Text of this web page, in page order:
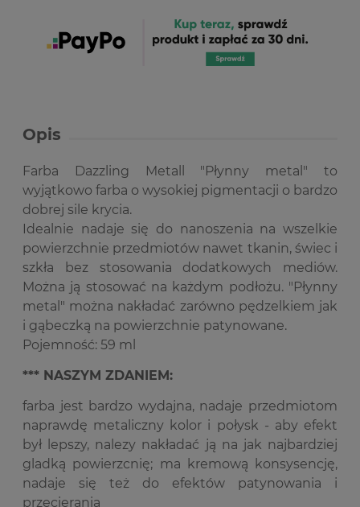
Opis
Farba Dazzling Metall "Płynny metal" to
wyjątkowo farba o wysokiej pigmentacji o bardzo
dobrej sile krycia.
Idealnie nadaje się do nanoszenia na wszelkie
powierzchnie przedmiotów nawet tkanin, świec i
szkła bez stosowania dodatkowych mediów.
Można ją stosować na każdym podłożu. "Płynny
metal" można nakładać zarówno pędzelkiem jak
i gąbeczką na powierzchnie patynowane.
Pojemność: 59 ml
*** NASZYM ZDANIEM:
farba jest bardzo wydajna, nadaje przedmiotom
naprawdę metaliczny kolor i połysk - aby efekt
był lepszy, nalezy nakładać ją na jak najbardziej
gladką powierzcnię; ma kremową konsysencję,
nadaje się też do efektów patynowania i
przecierania